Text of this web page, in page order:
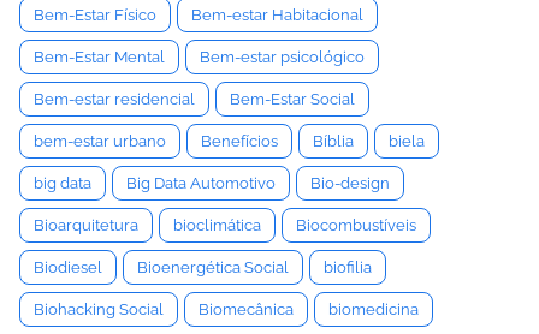
Bem-Estar Físico Bem-estar Habitacional
Bem-Estar Mental Bem-estar psicológico
Bem-estar residencial Bem-Estar Social
bem-estar urbano Benefícios Bíblia biela
big data Big Data Automotivo Bio-design
Bioarquitetura bioclimática Biocombustíveis
Biodiesel Bioenergética Social biofilia
Biohacking Social Biomecânica biomedicina